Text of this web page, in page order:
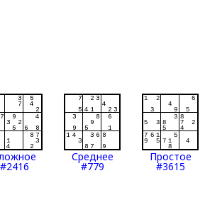
#2416
Среднее
#779
Простое
#3615